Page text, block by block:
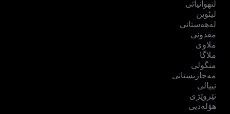
لتھوانیائی
لیٹوین
لەهەستانی
مقدونی
ملاوی
ملاگا
منگولی
مەجاریستانی
نیپالی
نێروێژی
هۆلەدیی